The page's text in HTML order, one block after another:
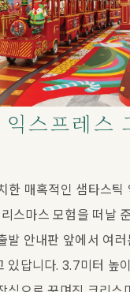
익스프레스
한 매혹적인 샘타스
스마스 모험을 떠날
발 안내판 앞에서 여
있답니다. 3.7미터 높